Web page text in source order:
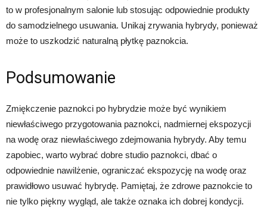
to w profesjonalnym salonie lub stosując odpowiednie produkty
do samodzielnego usuwania. Unikaj zrywania hybrydy, ponieważ
może to uszkodzić naturalną płytkę paznokcia.
Podsumowanie
Zmiękczenie paznokci po hybrydzie może być wynikiem
niewłaściwego przygotowania paznokci, nadmiernej ekspozycji
na wodę oraz niewłaściwego zdejmowania hybrydy. Aby temu
zapobiec, warto wybrać dobre studio paznokci, dbać o
odpowiednie nawilżenie, ograniczać ekspozycję na wodę oraz
prawidłowo usuwać hybrydę. Pamiętaj, że zdrowe paznokcie to
nie tylko piękny wygląd, ale także oznaka ich dobrej kondycji.